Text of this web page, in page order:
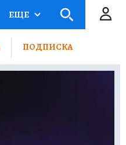
ЕЩЕ
ПОДПИСКА